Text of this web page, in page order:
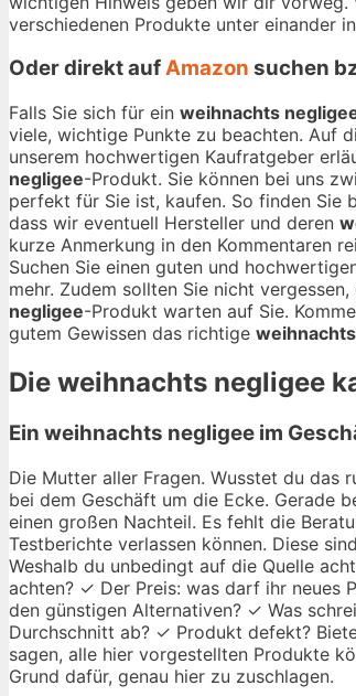
verschiedenen Produkte unter einander
Oder direkt aufAmazon suchen
Falls Sie sich für ein weihnachts
viele, wichtige Punkte zu beachten. Auf
unserem hochwertigen Kaufratgeber
negligee-Produkt. Sie können bei uns
perfekt für Sie ist, kaufen. So finden Sie
dass wir eventuell Hersteller und deren
kurze Anmerkung in den Kommentaren
Suchen Sie einen guten und
mehr. Zudem sollten Sie nicht
negligee-Produkt warten auf Sie.
gutem Gewissen das richtige
Die weihnachts negligee
Ein weihnachts negligee im
Die Mutter aller Fragen. Wusstet du das
bei dem Geschäft um die Ecke. Gerade
einen großen Nachteil. Es fehlt die
Testberichte verlassen können. Diese
Weshalb du unbedingt auf die Quelle
achten? ✓ Der Preis: was darf ihr neues
den günstigen Alternativen? ✓ Was
Durchschnitt ab? ✓ Produkt defekt?
sagen, alle hier vorgestellten Produkte
Grund dafür, genau hier zu zuschlagen.